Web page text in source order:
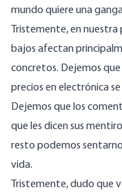
mundo quiere una
Tristemente, en
bajos afectan
concretos. Dejemos que
precios en electrónica
Dejemos que los
que les dicen sus
resto podemos
vida.
Tristemente, dudo que